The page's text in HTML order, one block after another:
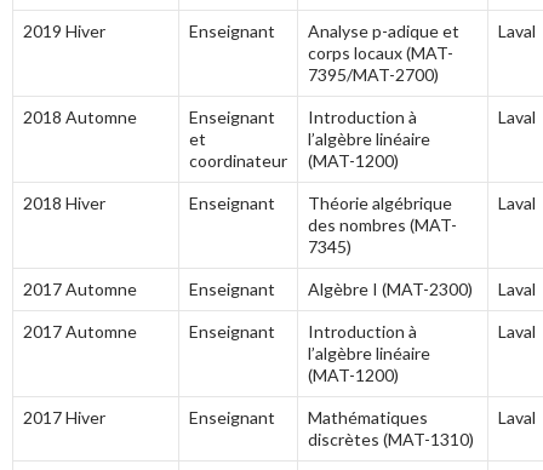
2019 Hiver Enseignant
Analyse p-adique et
corps locaux (MAT-
7395/MAT-2700)
Laval
2018 Automne
Enseignant
et
coordinateur
Introduction à
l’algèbre linéaire
(MAT-1200)
Laval
2018 Hiver Enseignant
Théorie algébrique
des nombres (MAT-
7345)
Laval
2017 Automne Enseignant Algèbre I (MAT-2300) Laval
2017 Automne Enseignant
Introduction à
l’algèbre linéaire
(MAT-1200)
Laval
2017 Hiver Enseignant
Mathématiques
discrètes (MAT-1310)
Laval